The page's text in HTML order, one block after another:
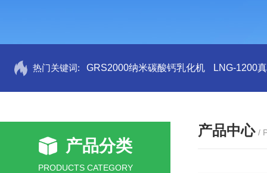
热门关键词: GRS2000纳米碳酸钙乳化机 LNG-1200
产品分类
PRODUCTS CATEGORY
产品中心 /